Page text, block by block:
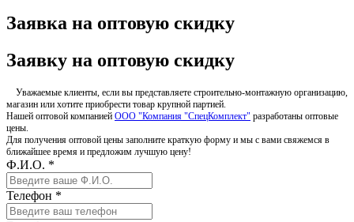
Заявка на оптовую скидку
Заявку на оптовую скидку
Уважаемые клиенты, если вы представляете строительно-монтажную организацию,
магазин или хотите приобрести товар крупной партией.
Нашей оптовой компанией ООО "Компания "СпецКомплект" разработаны оптовые
цены.
Для получения оптовой цены заполните краткую форму и мы с вами свяжемся в
ближайшее время и предложим лучшую цену!
Ф.И.О. *
Телефон *